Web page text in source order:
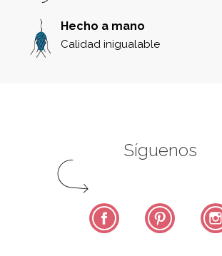
Hecho a mano
Calidad inigualable
Síguenos
Facebook Pinterest